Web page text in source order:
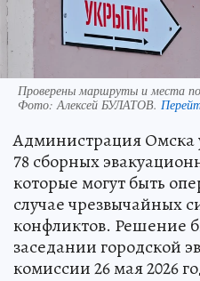
Проверены маршруты и места
Фото: Алексей БУЛАТОВ.
Администрация Омска
78 сборных
которые могут быть
случае чрезвычайных
конфликтов. Решение
заседании городской
комиссии 26 мая 2026